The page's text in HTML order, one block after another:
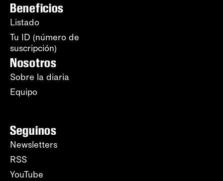
Beneficios
Listado
Tu ID (número de
suscripción)
Nosotros
Sobre la diaria
Equipo
Seguinos
Newsletters
RSS
YouTube